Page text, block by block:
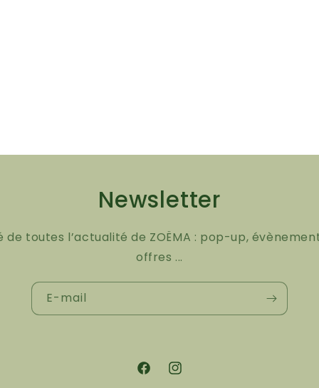
Newsletter
de toutes l’actualité de ZOËMA : pop-up,
offres ...
E-mail
FacebookInstagram